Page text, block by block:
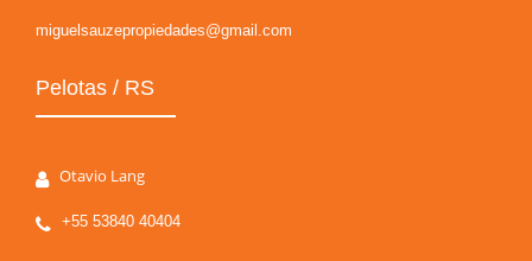
miguelsauzepropiedades@gmail.com
Pelotas / RS
Otavio Lang
+55 53840 40404